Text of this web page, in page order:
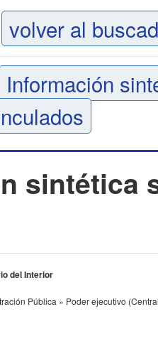
volver al
Información
del Interior
Pública » Poder ejecutivo